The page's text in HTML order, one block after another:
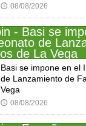
🕔 08/08/2026
Basi se impone en el
de Lanzamiento de
Vega
🕔 08/08/2026